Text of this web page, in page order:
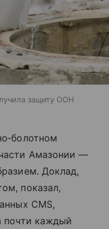
защиту ООН
Амазонии —
Доклад,
показал,
CMS,
почти каждый